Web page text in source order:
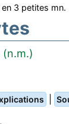
3 petites mn.
(n.m.)